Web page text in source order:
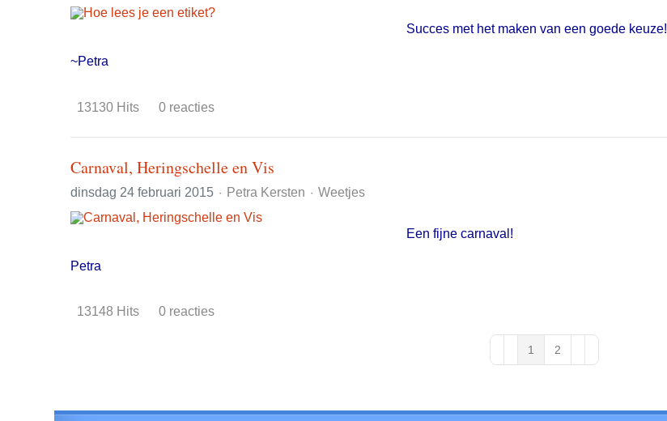
Succes met het maken van een goede keuze!
~Petra
13130 Hits 0 reacties
Carnaval, Heringschelle en Vis
dinsdag 24 februari 2015 Petra Kersten Weetjes
Een fijne carnaval!
Petra
13148 Hits 0 reacties
First Page
Previous Page
1 2